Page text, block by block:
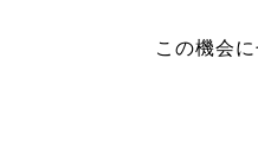
この機会